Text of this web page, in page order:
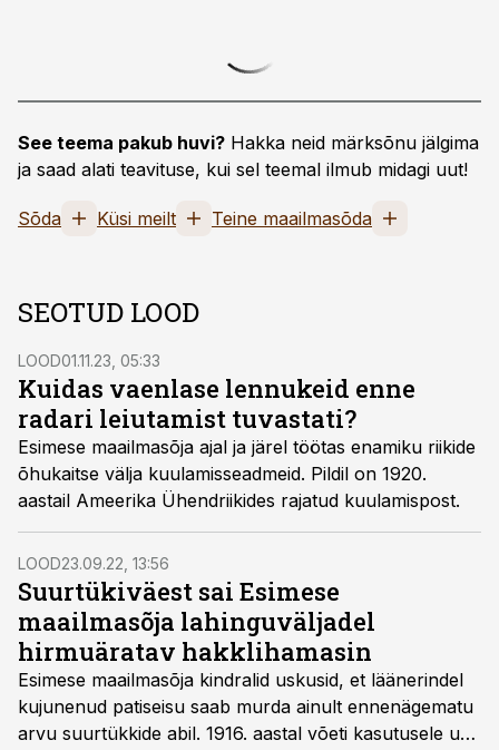
See teema pakub huvi? Hakka neid märksõnu jälgima
ja saad alati teavituse, kui sel teemal ilmub midagi uut!
Sõda Küsi meilt Teine maailmasõda
SEOTUD LOOD
LOOD01.11.23, 05:33
Kuidas vaenlase lennukeid enne
radari leiutamist tuvastati?
Esimese maailmasõja ajal ja järel töötas enamiku riikide
õhukaitse välja kuulamisseadmeid. Pildil on 1920.
aastail Ameerika Ühendriikides rajatud kuulamispost.
LOOD23.09.22, 13:56
Suurtükiväest sai Esimese
maailmasõja lahinguväljadel
hirmuäratav hakklihamasin
Esimese maailmasõja kindralid uskusid, et läänerindel
kujunenud patiseisu saab murda ainult ennenägematu
arvu suurtükkide abil. 1916. aastal võeti kasutusele uus